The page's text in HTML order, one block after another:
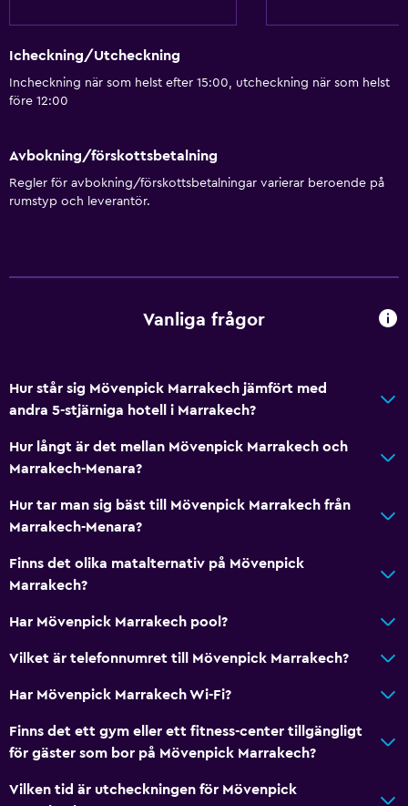
Icheckning/Utcheckning
Incheckning när som helst efter 15:00, utcheckning när som helst
före 12:00
Avbokning/förskottsbetalning
Regler för avbokning/förskottsbetalningar varierar beroende på
rumstyp och leverantör.
Vanliga frågor
Hur står sig Mövenpick Marrakech jämfört med
andra 5-stjärniga hotell i Marrakech?
Hur långt är det mellan Mövenpick Marrakech och
Marrakech-Menara?
Hur tar man sig bäst till Mövenpick Marrakech från
Marrakech-Menara?
Finns det olika matalternativ på Mövenpick
Marrakech?
Har Mövenpick Marrakech pool?
Vilket är telefonnumret till Mövenpick Marrakech?
Har Mövenpick Marrakech Wi-Fi?
Finns det ett gym eller ett fitness-center tillgängligt
för gäster som bor på Mövenpick Marrakech?
Vilken tid är utcheckningen för Mövenpick